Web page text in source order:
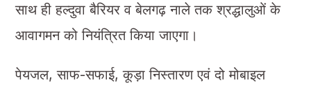
साथ ही हल्दुवा बैरियर व बेलगढ़ नाले तक श्रद्धालुओं के
आवागमन को नियंत्रित किया जाएगा।
पेयजल, साफ-सफाई, कूड़ा निस्तारण एवं दो मोबाइल